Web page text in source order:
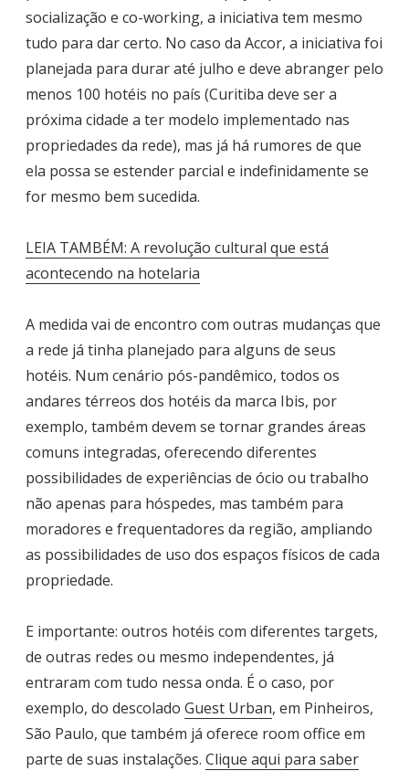
socialização e co-working, a iniciativa tem mesmo
tudo para dar certo. No caso da Accor, a iniciativa foi
planejada para durar até julho e deve abranger pelo
menos 100 hotéis no país (Curitiba deve ser a
próxima cidade a ter modelo implementado nas
propriedades da rede), mas já há rumores de que
ela possa se estender parcial e indefinidamente se
for mesmo bem sucedida.
LEIA TAMBÉM: A revolução cultural que está
acontecendo na hotelaria
A medida vai de encontro com outras mudanças que
a rede já tinha planejado para alguns de seus
hotéis. Num cenário pós-pandêmico, todos os
andares térreos dos hotéis da marca Ibis, por
exemplo, também devem se tornar grandes áreas
comuns integradas, oferecendo diferentes
possibilidades de experiências de ócio ou trabalho
não apenas para hóspedes, mas também para
moradores e frequentadores da região, ampliando
as possibilidades de uso dos espaços físicos de cada
propriedade.
E importante: outros hotéis com diferentes targets,
de outras redes ou mesmo independentes, já
entraram com tudo nessa onda. É o caso, por
exemplo, do descolado Guest Urban, em Pinheiros,
São Paulo, que também já oferece room office em
parte de suas instalações. Clique aqui para saber